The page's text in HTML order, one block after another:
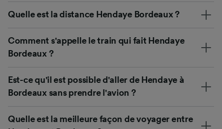
Quelle est la distance Hendaye Bordeaux ?
Comment s'appelle le train qui fait Hendaye
Bordeaux ?
Est-ce qu'il est possible d'aller de Hendaye à
Bordeaux sans prendre l'avion ?
Quelle est la meilleure façon de voyager entre